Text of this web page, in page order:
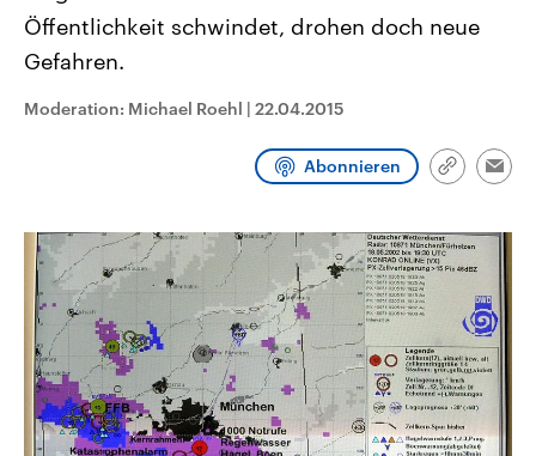
und Kandidaten der anstehenden
Wahl.
Audio-Archiv
Öffentlichkeit schwindet, drohen doch neue
Gefahren.
Moderation: Michael Roehl | 22.04.2015
Abonnieren
Link